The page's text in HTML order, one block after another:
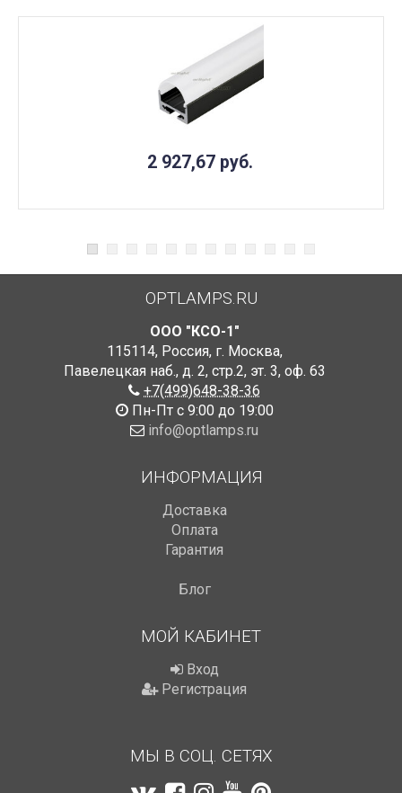
2 927,67 руб.
OPTLAMPS.RU
ООО "КСО-1"
115114, Россия, г. Москва,
Павелецкая наб., д. 2, стр.2, эт. 3, оф. 63
+7(499)648-38-36
Пн-Пт с 9:00 до 19:00
info@optlamps.ru
ИНФОРМАЦИЯ
Доставка
Оплата
Гарантия
Блог
МОЙ КАБИНЕТ
Вход
Регистрация
МЫ В СОЦ. СЕТЯХ